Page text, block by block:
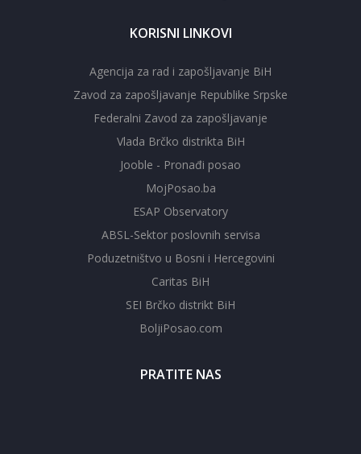
KORISNI LINKOVI
Agencija za rad i zapošljavanje BiH
Zavod za zapošljavanje Republike Srpske
Federalni Zavod za zapošljavanje
Vlada Brčko distrikta BiH
Jooble - Pronađi posao
MojPosao.ba
ESAP Observatory
ABSL-Sektor poslovnih servisa
Poduzetništvo u Bosni i Hercegovini
Caritas BiH
SEI Brčko distrikt BiH
BoljiPosao.com
PRATITE NAS